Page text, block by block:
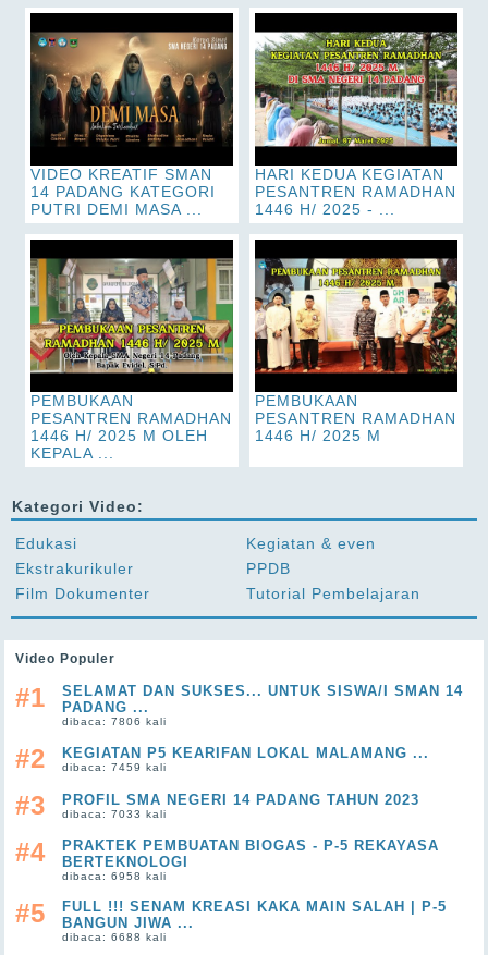
VIDEO KREATIF SMAN
14 PADANG KATEGORI
PUTRI DEMI MASA ...
HARI KEDUA KEGIATAN
PESANTREN RAMADHAN
1446 H/ 2025 - ...
PEMBUKAAN
PESANTREN RAMADHAN
1446 H/ 2025 M OLEH
KEPALA ...
PEMBUKAAN
PESANTREN RAMADHAN
1446 H/ 2025 M
Kategori Video:
Edukasi
Ekstrakurikuler
Film Dokumenter
Kegiatan & even
PPDB
Tutorial Pembelajaran
Video Populer
#1
SELAMAT DAN SUKSES... UNTUK SISWA/I SMAN 14
PADANG ...
dibaca: 7806 kali
#2 KEGIATAN P5 KEARIFAN LOKAL MALAMANG ...
dibaca: 7459 kali
#3 PROFIL SMA NEGERI 14 PADANG TAHUN 2023
dibaca: 7033 kali
#4
PRAKTEK PEMBUATAN BIOGAS - P-5 REKAYASA
BERTEKNOLOGI
dibaca: 6958 kali
#5
FULL !!! SENAM KREASI KAKA MAIN SALAH | P-5
BANGUN JIWA ...
dibaca: 6688 kali